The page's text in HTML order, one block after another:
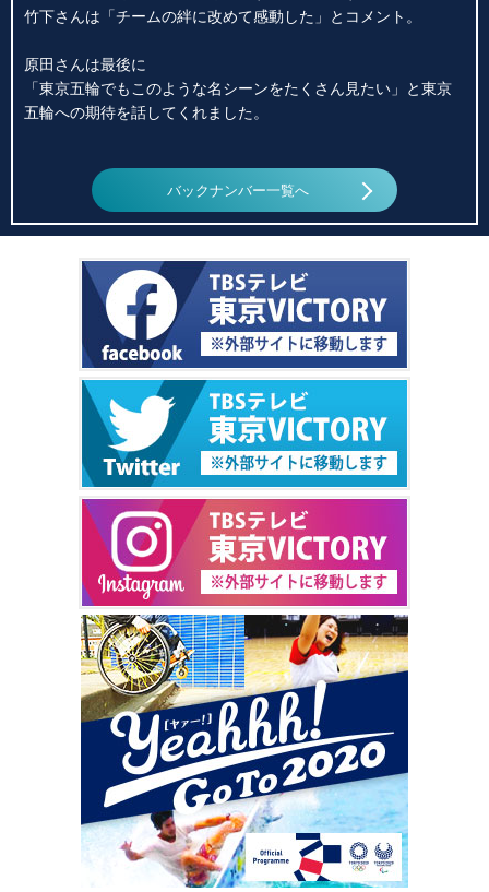
竹下さんは「チームの絆に改めて感動した」とコメント。
原田さんは最後に
「東京五輪でもこのような名シーンをたくさん見たい」と東京
五輪への期待を話してくれました。
バックナンバー一覧へ